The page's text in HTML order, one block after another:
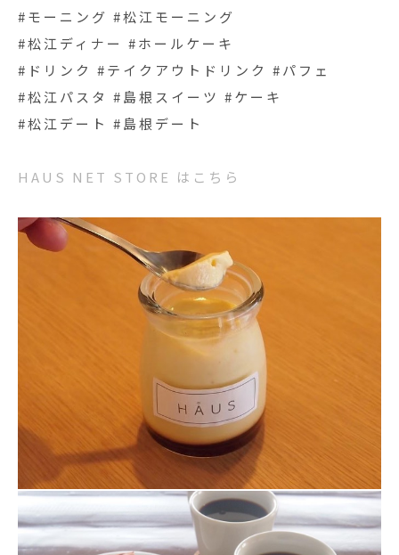
#モーニング #松江モーニング
#松江ディナー #ホールケーキ
#ドリンク #テイクアウトドリンク #パフェ
#松江パスタ #島根スイーツ #ケーキ
#松江デート #島根デート
HAUS NET STORE はこちら